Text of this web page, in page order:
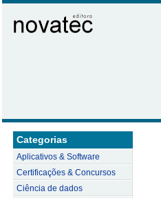
Categorias
Aplicativos & Software
Certificações & Concursos
Ciência de dados